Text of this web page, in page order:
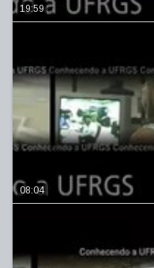
19:59
08:04